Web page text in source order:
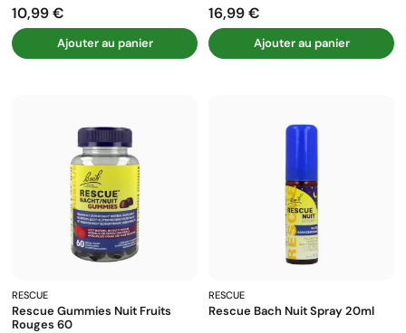
Prix
10,99 €
Ajouter au panier
Prix
16,99 €
Ajouter au panier
RESCUE
Rescue Gummies Nuit Fruits
Rouges 60
RESCUE
Rescue Bach Nuit Spray 20ml